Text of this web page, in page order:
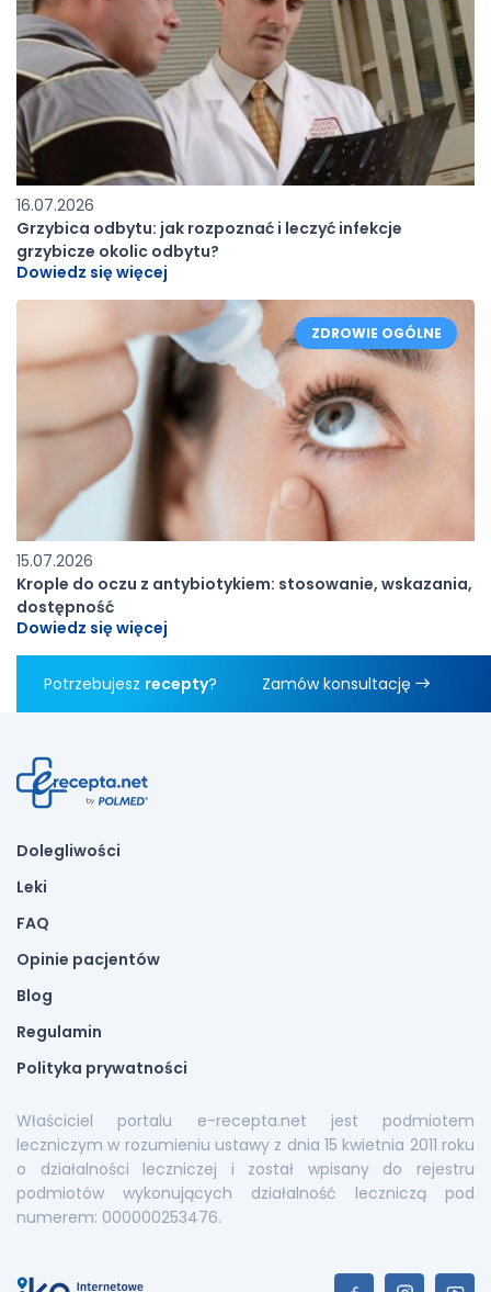
16.07.2026
Grzybica odbytu: jak rozpoznać i leczyć infekcje
grzybicze okolic odbytu?
Dowiedz się więcej
15.07.2026
Krople do oczu z antybiotykiem: stosowanie, wskazania,
dostępność
Dowiedz się więcej
ZDROWIE OGÓLNE
Potrzebujesz recepty? Zamów konsultację
Dolegliwości
Leki
FAQ
Opinie pacjentów
Blog
Regulamin
Polityka prywatności
Właściciel portalu e-recepta.net jest podmiotem
leczniczym w rozumieniu ustawy z dnia 15 kwietnia 2011 roku
o działalności leczniczej i został wpisany do rejestru
podmiotów wykonujących działalność leczniczą pod
numerem: 000000253476.